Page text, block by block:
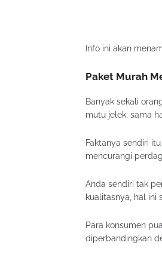
Info ini akan
Paket Murah
Banyak sekali
mutu jelek, sama
Faktanya sendiri
mencurangi
Anda sendiri tak
kualitasnya, hal ini
Para konsumen
diperbandingkan